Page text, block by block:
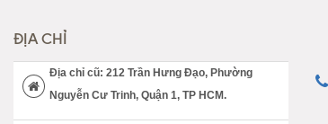
ĐỊA CHỈ
Địa chỉ cũ: 212 Trần Hưng Đạo, Phường
Nguyễn Cư Trinh, Quận 1, TP HCM.